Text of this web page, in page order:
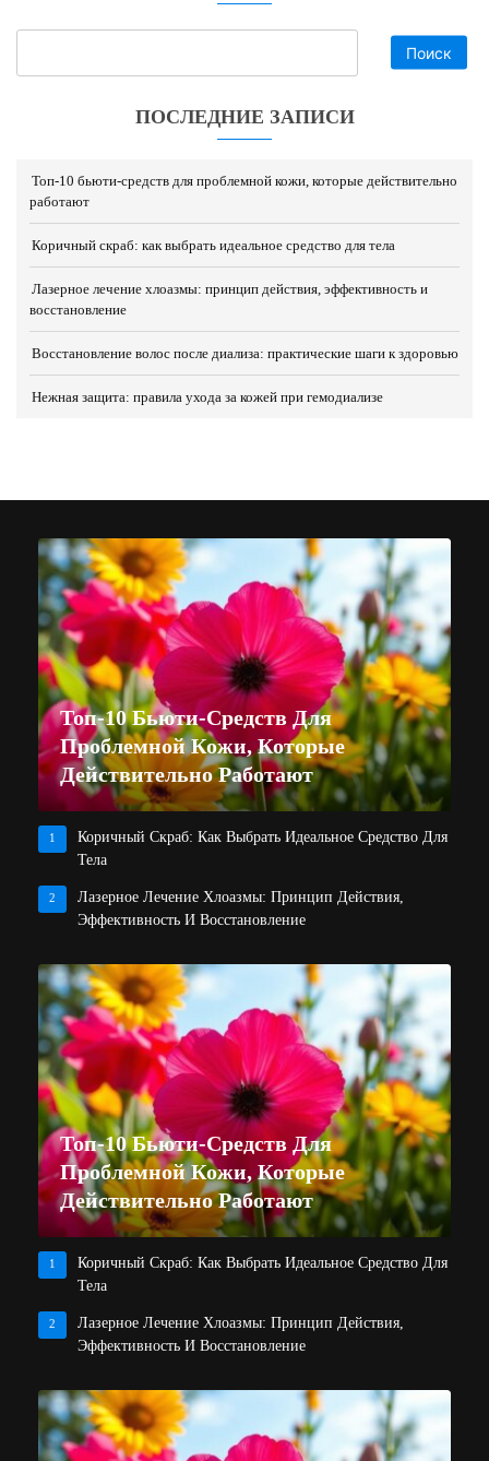
Поиск
ПОСЛЕДНИЕ ЗАПИСИ
Топ-10 бьюти-средств для проблемной кожи, которые действительно
работают
Коричный скраб: как выбрать идеальное средство для тела
Лазерное лечение хлоазмы: принцип действия, эффективность и
восстановление
Восстановление волос после диализа: практические шаги к здоровью
Нежная защита: правила ухода за кожей при гемодиализе
Топ-10 Бьюти-Средств Для
Проблемной Кожи, Которые
Действительно Работают
1
Коричный Скраб: Как Выбрать Идеальное Средство Для
Тела
2
Лазерное Лечение Хлоазмы: Принцип Действия,
Эффективность И Восстановление
Топ-10 Бьюти-Средств Для
Проблемной Кожи, Которые
Действительно Работают
1
Коричный Скраб: Как Выбрать Идеальное Средство Для
Тела
2
Лазерное Лечение Хлоазмы: Принцип Действия,
Эффективность И Восстановление